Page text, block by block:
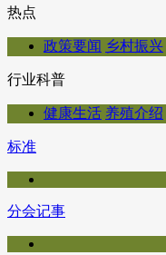
热点
政策要闻 乡村振兴
行业科普
健康生活 养殖介绍
标准
分会记事